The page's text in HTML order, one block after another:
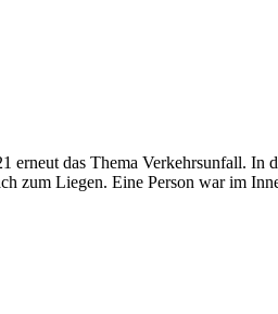
das Thema Verkehrsunfall.
zum Liegen. Eine Person war im